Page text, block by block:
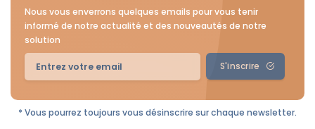
Nous vous enverrons quelques emails pour vous tenir
informé de notre actualité et des nouveautés de notre
solution
S'inscrire
* Vous pourrez toujours vous désinscrire sur chaque newsletter.